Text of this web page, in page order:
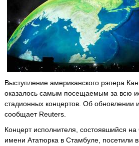
Выступление американского рэпера
оказалось самым посещаемым за всю
стадионных концертов. Об обновлении
сообщает Reuters.
Концерт исполнителя, состоявшийся
имени Ататюрка в Стамбуле, посетили